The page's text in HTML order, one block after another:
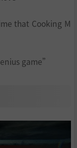
that Cooking M
game”